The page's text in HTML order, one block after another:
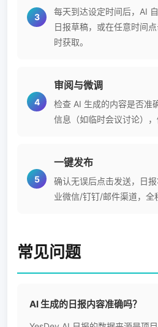
每天到达设定时间后，AI
日报草稿，或在任意时间
时获取。
审阅与微调
检查 AI 生成的内容是否准
信息（如临时会议讨论），
一键发布
确认无误后点击发送，日
业微信/钉钉/邮件渠道，全
常见问题
AI 生成的日报内容准确吗？